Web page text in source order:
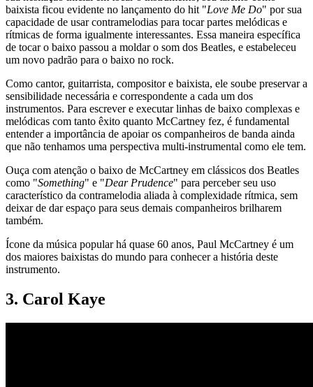
baixista ficou evidente no lançamento do hit "Love Me Do" por sua
capacidade de usar contramelodias para tocar partes melódicas e
rítmicas de forma igualmente interessantes. Essa maneira específica
de tocar o baixo passou a moldar o som dos Beatles, e estabeleceu
um novo padrão para o baixo no rock.
Como cantor, guitarrista, compositor e baixista, ele soube preservar a
sensibilidade necessária e correspondente a cada um dos
instrumentos. Para escrever e executar linhas de baixo complexas e
melódicas com tanto êxito quanto McCartney fez, é fundamental
entender a importância de apoiar os companheiros de banda ainda
que não tenhamos uma perspectiva multi-instrumental como ele tem.
Ouça com atenção o baixo de McCartney em clássicos dos Beatles
como "Something" e "Dear Prudence" para perceber seu uso
característico da contramelodia aliada à complexidade rítmica, sem
deixar de dar espaço para seus demais companheiros brilharem
também.
Ícone da música popular há quase 60 anos, Paul McCartney é um
dos maiores baixistas do mundo para conhecer a história deste
instrumento.
3. Carol Kaye